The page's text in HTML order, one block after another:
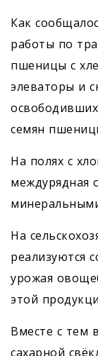
Как
работы по
пшеницы с
элеваторы и
семян
На полях с
междурядная
На
реализуются
урожая
этой
Вместе с тем
сахарной